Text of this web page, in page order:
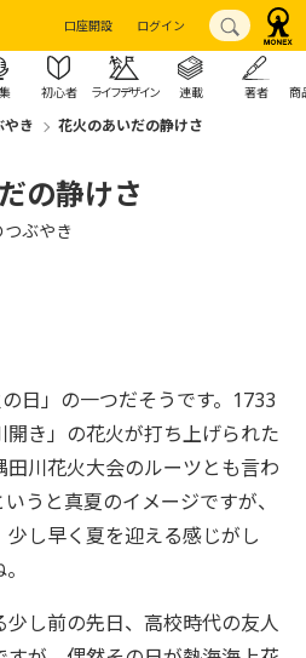
口座開設 ログイン
初心者 ライフデザイン 連載 著者 商
やき 花火のあいだの静けさ
の静けさ
ぶやき
日」の一つだそうです。1733
き」の花火が打ち上げられた
田川花火大会のルーツとも言わ
うと真夏のイメージですが、
し早く夏を迎える感じがし
し前の先日、高校時代の友人